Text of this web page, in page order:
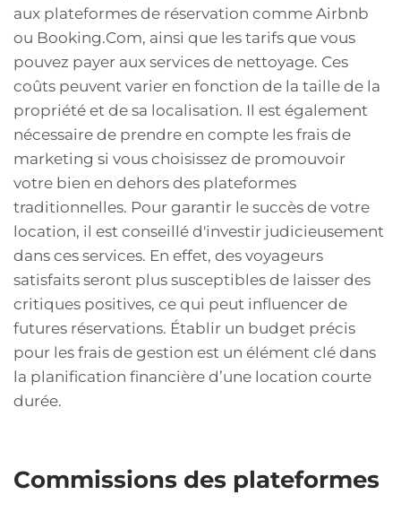
aux plateformes de réservation comme Airbnb
ou Booking.Com, ainsi que les tarifs que vous
pouvez payer aux services de nettoyage. Ces
coûts peuvent varier en fonction de la taille de la
propriété et de sa localisation. Il est également
nécessaire de prendre en compte les frais de
marketing si vous choisissez de promouvoir
votre bien en dehors des plateformes
traditionnelles. Pour garantir le succès de votre
location, il est conseillé d'investir judicieusement
dans ces services. En effet, des voyageurs
satisfaits seront plus susceptibles de laisser des
critiques positives, ce qui peut influencer de
futures réservations. Établir un budget précis
pour les frais de gestion est un élément clé dans
la planification financière d’une location courte
durée.
Commissions des plateformes